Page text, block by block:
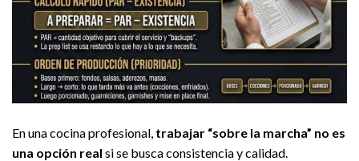
En una cocina profesional, trabajar “sobre la marcha” no es
una opción real si se busca consistencia y calidad.